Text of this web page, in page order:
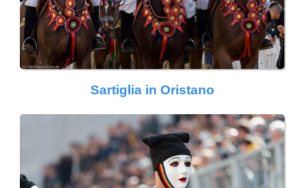
Sartiglia in Oristano